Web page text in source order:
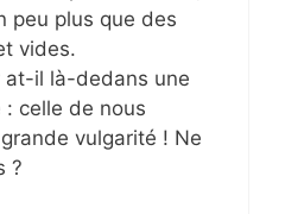
peu plus que des
vides.
at-il là-dedans une
: celle de nous
vulgarité ! Ne
?